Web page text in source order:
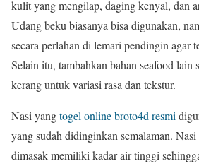
kulit yang mengilap, daging kenyal, dan
Udang beku biasanya bisa digunakan,
secara perlahan di lemari pendingin agar
Selain itu, tambahkan bahan seafood lain
kerang untuk variasi rasa dan tekstur.
Nasi yangtogel online broto4d resmi
yang sudah didinginkan semalaman. Nasi
dimasak memiliki kadar air tinggi